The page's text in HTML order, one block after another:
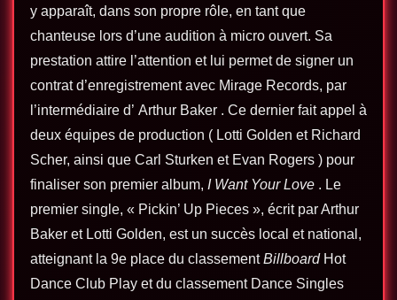
y apparaît, dans son propre rôle, en tant que
chanteuse lors d’une audition à micro ouvert. Sa
prestation attire l’attention et lui permet de signer un
contrat d’enregistrement avec Mirage Records, par
l’intermédiaire d’ Arthur Baker . Ce dernier fait appel à
deux équipes de production ( Lotti Golden et Richard
Scher, ainsi que Carl Sturken et Evan Rogers ) pour
finaliser son premier album, I Want Your Love . Le
premier single, « Pickin’ Up Pieces », écrit par Arthur
Baker et Lotti Golden, est un succès local et national,
atteignant la 9e place du classementBillboardHot
Dance Club Play et du classement Dance Singles